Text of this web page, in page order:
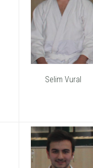
Selim Vural